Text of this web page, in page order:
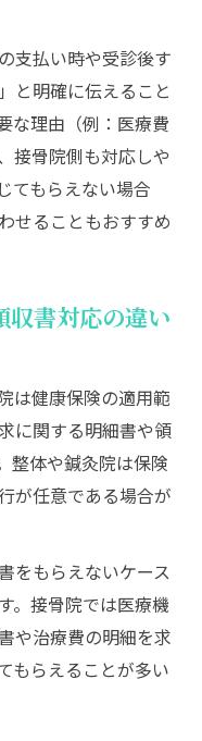
るための証拠整
拠書類の種類と
の作り方と注意
した証拠保管の
の注意点を知る
の確定申告対策
の具体例と提出
レシートや明細
計上の正しいや
応と説明のポイ
支払い時や受診後す
と明確に伝えること
な理由（例：医療費
接骨院側も対応しや
てもらえない場合
せることもおすすめ
収書対応の違い
は健康保険の適用範
に関する明細書や領
整体や鍼灸院は保険
が任意である場合が
をもらえないケース
。接骨院では医療機
や治療費の明細を求
もらえることが多い